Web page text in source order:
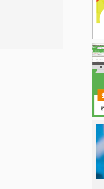
日本タレント